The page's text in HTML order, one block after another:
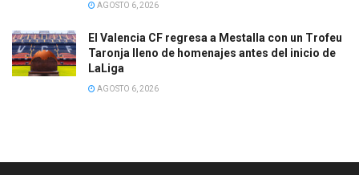
AGOSTO 6, 2026
El Valencia CF regresa a Mestalla con un Trofeu
Taronja lleno de homenajes antes del inicio de
LaLiga
AGOSTO 6, 2026